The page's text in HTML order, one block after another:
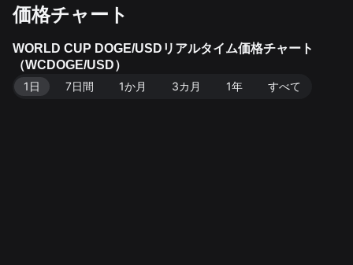
価格チャート
WORLD CUP DOGE/USDリアルタイム価格チャート
（WCDOGE/USD）
1日
7日間 1か月 3カ月 1年 すべて